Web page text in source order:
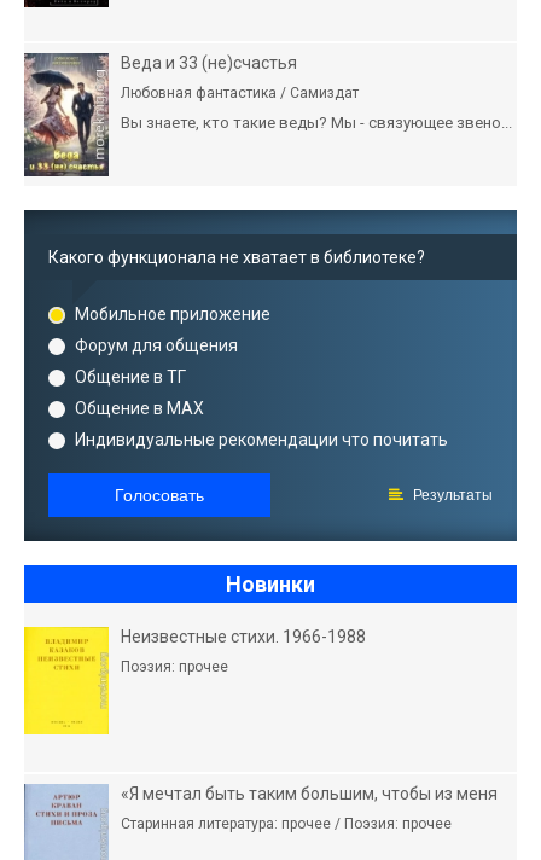
Веда и 33 (не)счастья
Любовная фантастика / Самиздат
Вы знаете, кто такие веды? Мы - связующее звено...
Какого функционала не хватает в библиотеке?
Мобильное приложение
Форум для общения
Общение в ТГ
Общение в MAX
Индивидуальные рекомендации что почитать
Голосовать Результаты
Новинки
Неизвестные стихи. 1966-1988
Поэзия: прочее
«Я мечтал быть таким большим, чтобы из меня
Старинная литература: прочее / Поэзия: прочее